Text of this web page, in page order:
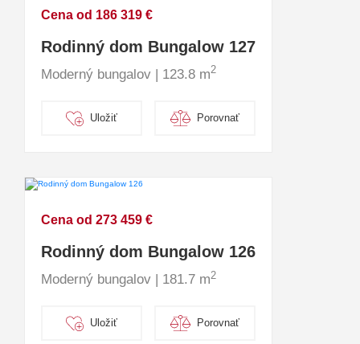
Cena od 186 319 €
Rodinný dom Bungalow 127
Moderný bungalov | 123.8 m2
Uložiť Porovnať
Cena od 273 459 €
Rodinný dom Bungalow 126
Moderný bungalov | 181.7 m2
Uložiť Porovnať